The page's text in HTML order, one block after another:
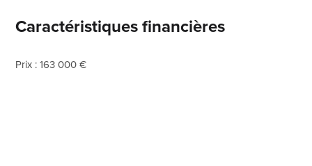
Caractéristiques financières
Prix : 163 000 €